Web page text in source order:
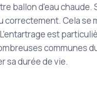
ballon d'eau chaude.
Cela se
est
communes
sa durée de vie.